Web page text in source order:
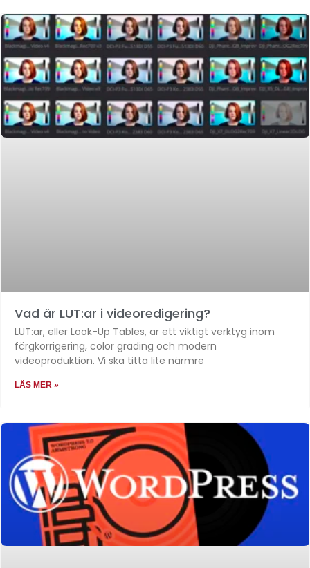
Vad är LUT:ar i videoredigering?
LUT:ar, eller Look-Up Tables, är ett viktigt verktyg inom
färgkorrigering, color grading och modern
videoproduktion. Vi ska titta lite närmre
LÄS MER »